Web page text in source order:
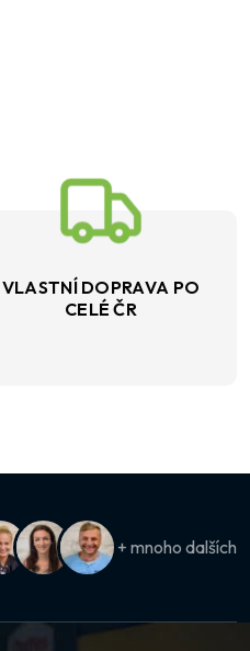
VLASTNÍ DOPRAVA PO
CELÉ ČR
+ mnoho dalších